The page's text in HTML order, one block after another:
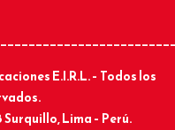
E.I.R.L. – Todos los
Lima – Perú.